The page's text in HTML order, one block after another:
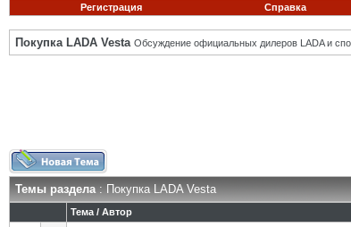
Регистрация
Справка
Покупка LADA Vesta Обсуждение официальных дилеров LADA и
Темы раздела: Покупка LADA Vesta
Тема / Автор